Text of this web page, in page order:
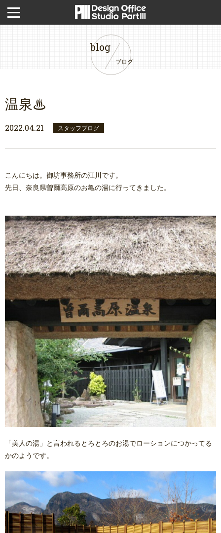
ブログ
blog
温泉♨
2022.04.21 スタッフブログ
こんにちは。御坊事務所の江川です。
先日、奈良県曽爾高原のお亀の湯に行ってきました。
「美人の湯」と言われるとろとろのお湯でローションにつかってる
かのようです。